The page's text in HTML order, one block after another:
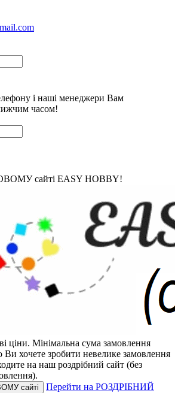
і наші менеджери Вам
часом!
сайті EASY HOBBY!
ціни. Мінімальна сума замовлення
хочете зробити невелике замовлення
на наш роздрібний сайт (без
сайті
Перейти на РОЗДРІБНИЙ